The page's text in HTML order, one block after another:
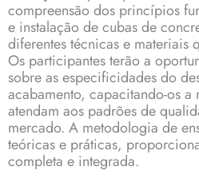
compreensão dos princípios
e instalação de cubas de
diferentes técnicas e materiais
Os participantes terão a
sobre as especificidades do
acabamento, capacitando-os a
atendam aos padrões de
mercado. A metodologia de
teóricas e práticas,
completa e integrada.